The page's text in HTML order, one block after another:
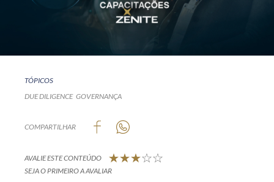
TÓPICOS
DUE DILIGENCE GOVERNANÇA
COMPARTILHAR
AVALIE ESTE CONTEÚDO
SEJA O PRIMEIRO A AVALIAR